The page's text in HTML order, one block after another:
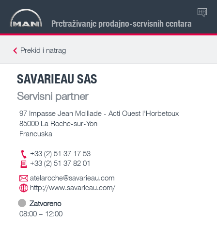
Pretraživanje prodajno-servisnih centara
HR
Prekid i natrag
SAVARIEAU SAS
Servisni partner
97 Impasse Jean Moillade - Acti Ouest l'Horbetoux
85000 La Roche-sur-Yon
Francuska
+33 (2) 51 37 17 53
+33 (2) 51 37 82 01
atelaroche@savarieau.com
http://www.savarieau.com/
Zatvoreno
08:00 – 12:00